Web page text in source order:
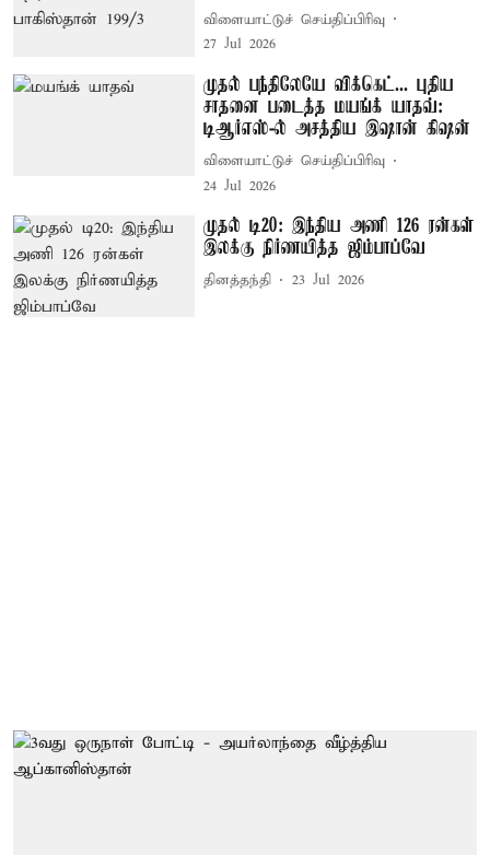
விளையாட்டுச் செய்திப்பிரிவு
27 Jul 2026
முதல் பந்திலேயே விக்கெட்... புதிய
சாதனை படைத்த மயங்க் யாதவ்:
டிஆர்எஸ்-ல் அசத்திய இஷான் கிஷன்
விளையாட்டுச் செய்திப்பிரிவு
24 Jul 2026
முதல் டி20: இந்திய அணி 126 ரன்கள்
இலக்கு நிர்ணயித்த ஜிம்பாப்வே
தினத்தந்தி 23 Jul 2026